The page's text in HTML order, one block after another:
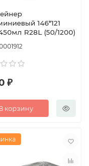
146*121
R28L (50/1200)
₽
корзину